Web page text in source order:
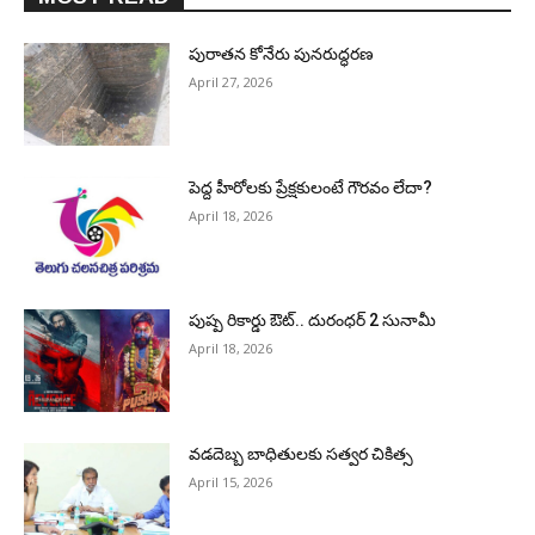
పురాత‌న కోనేరు పున‌రుద్ధ‌ర‌ణ
April 27, 2026
పెద్ద హీరోల‌కు ప్రేక్ష‌కులంటే గౌర‌వం లేదా?
April 18, 2026
పుష్ప రికార్డు ఔట్‌.. దురంధ‌ర్ 2 సునామీ
April 18, 2026
వడదెబ్బ బాధితులకు సత్వర చికిత్స
April 15, 2026